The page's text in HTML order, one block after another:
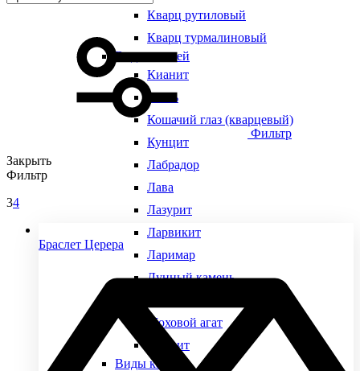
Кварц рутиловый
Кварц турмалиновый
Виды камней
Кианит
Кость
Кошачий глаз (кварцевый)
Кунцит
Лабрадор
Лава
Лазурит
Ларвикит
Ларимар
Лунный камень
Моховой агат
Нефрит
Виды камней
Фильтр
Закрыть
Фильтр
34
Браслет Церера